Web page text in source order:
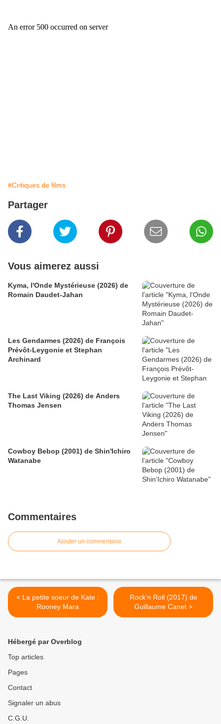
#Critiques de films
Partager
Vous aimerez aussi
Kyma, l'Onde Mystérieuse (2026) de
Romain Daudet-Jahan
Les Gendarmes (2026) de François
Prévôt-Leygonie et Stephan
Archinard
The Last Viking (2026) de Anders
Thomas Jensen
Cowboy Bebop (2001) de Shin'Ichiro
Watanabe
Commentaires
Ajouter un commentaire
< La petite soeur de Kate :
Rooney Mara
Rock'n Roll (2017) de
Guillaume Canet >
Hébergé par Overblog
Top articles
Pages
Contact
Signaler un abus
C.G.U.